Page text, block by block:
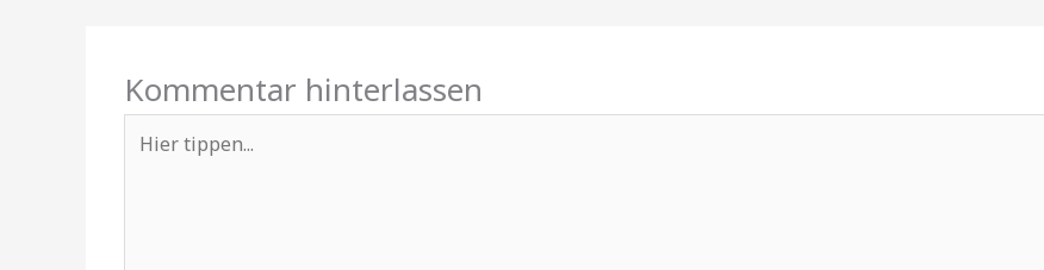
Kommentar hinterlassen
tippen...